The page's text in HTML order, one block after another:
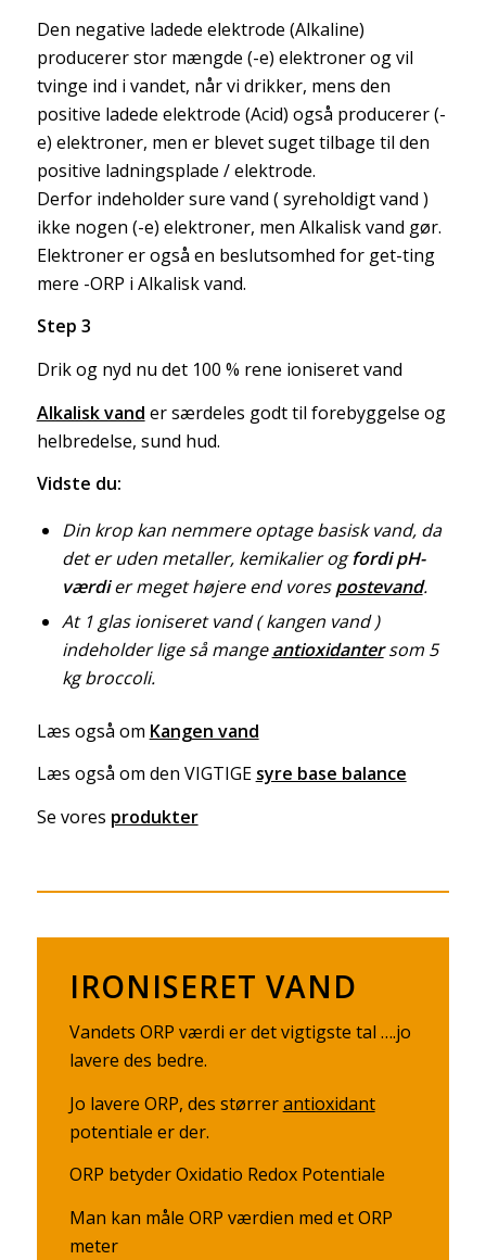
Den negative ladede elektrode (Alkaline)
producerer stor mængde (-e) elektroner og vil
tvinge ind i vandet, når vi drikker, mens den
positive ladede elektrode (Acid) også producerer (-
e) elektroner, men er blevet suget tilbage til den
positive ladningsplade / elektrode.
Derfor indeholder sure vand ( syreholdigt vand )
ikke nogen (-e) elektroner, men Alkalisk vand gør.
Elektroner er også en beslutsomhed for get-ting
mere -ORP i Alkalisk vand.
Step 3
Drik og nyd nu det 100 % rene ioniseret vand
Alkalisk vand er særdeles godt til forebyggelse og
helbredelse, sund hud.
Vidste du:
Din krop kan nemmere optage basisk vand, da
det er uden metaller, kemikalier ogfordi pH-
værdier meget højere end vorespostevand.
At 1 glas ioniseret vand ( kangen vand )
indeholder lige så mangeantioxidantersom 5
kg broccoli.
Læs også om Kangen vand
Læs også om den VIGTIGE syre base balance
Se vores produkter
IRONISERET VAND
Vandets ORP værdi er det vigtigste tal ….jo
lavere des bedre.
Jo lavere ORP, des størrerantioxidant
potentiale er der.
ORP betyder Oxidatio Redox Potentiale
Man kan måle ORP værdien med et ORP
meter